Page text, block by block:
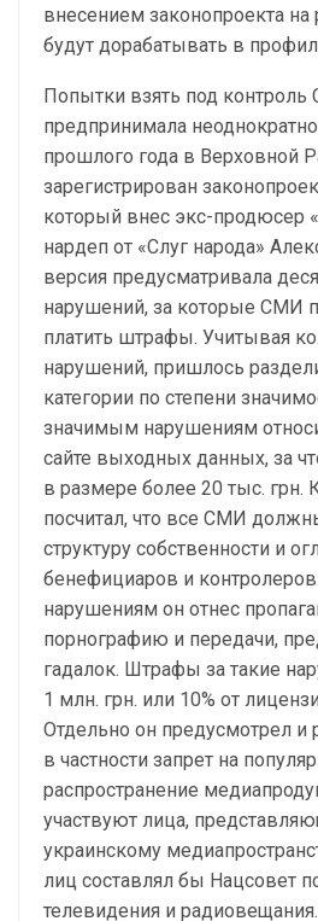
внесением законопроекта на
будут дорабатывать в
Попытки взять под контроль
предпринимала
прошлого года в Верховной
зарегистрирован
который внес экс-продюсер
нардеп от «Слуг народа»
версия предусматривала
нарушений, за которые СМИ
платить штрафы. Учитывая
нарушений, пришлось
категории по степени
значимым нарушениям
сайте выходных данных, за
в размере более 20 тыс. грн.
посчитал, что все СМИ
структуру собственности и
бенефициаров и
нарушениям он отнес
порнографию и передачи,
гадалок. Штрафы за такие
1 млн. грн. или 10% от
Отдельно он предусмотрел и
в частности запрет на
распространение
участвуют лица,
украинскому
лиц составлял бы Нацсовет
телевидения и